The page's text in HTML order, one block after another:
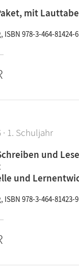
mit
ISBN 978-3-464-81424-6
1. Schuljahr
und
und
ISBN 978-3-464-81423-9